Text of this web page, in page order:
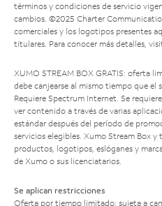
términos y condiciones de servicio
cambios. ©2025 Charter
comerciales y los logotipos presentes
titulares. Para conocer más detalles,
XUMO STREAM BOX GRATIS: oferta
debe canjearse al mismo tiempo que el
Requiere Spectrum Internet. Se
ver contenido a través de varias
estándar después del período de
servicios elegibles. Xumo Stream Box y
productos, logotipos, eslóganes y
de Xumo o sus licenciatarios.
Se aplican restricciones
Oferta por tiempo limitado; sujeta a